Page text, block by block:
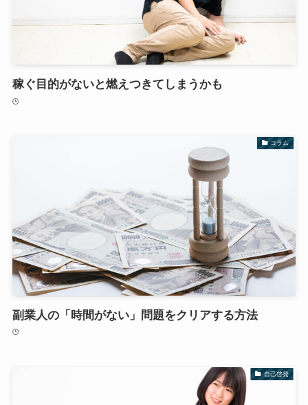
稼ぐ目的がないと燃えつきてしまうかも
コラム
副業人の「時間がない」問題をクリアする方法
自己啓発